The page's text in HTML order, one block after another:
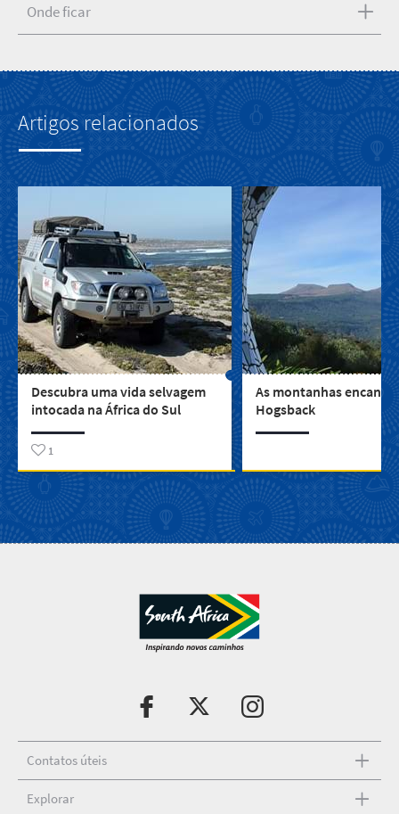
Onde ficar
Artigos relacionados
Descubra uma vida selvagem
intocada na África do Sul
1
As montanhas
Hogsback
Contatos úteis
Explorar